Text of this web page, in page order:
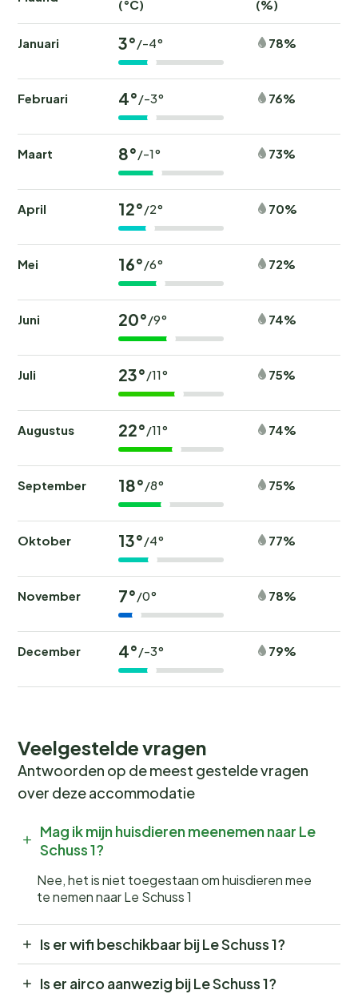
(°C) (%)
Januari 3°/-4° 78%
Februari 4°/-3° 76%
Maart 8°/-1° 73%
April 12°/2° 70%
Mei 16°/6° 72%
Juni 20°/9° 74%
Juli 23°/11° 75%
Augustus 22°/11° 74%
September 18°/8° 75%
Oktober 13°/4° 77%
November 7°/0° 78%
December 4°/-3° 79%
Veelgestelde vragen
Antwoorden op de meest gestelde vragen
over deze accommodatie
Mag ik mijn huisdieren meenemen naar Le
Schuss 1?
Nee, het is niet toegestaan om huisdieren mee
te nemen naar Le Schuss 1
Is er wifi beschikbaar bij Le Schuss 1?
Is er airco aanwezig bij Le Schuss 1?